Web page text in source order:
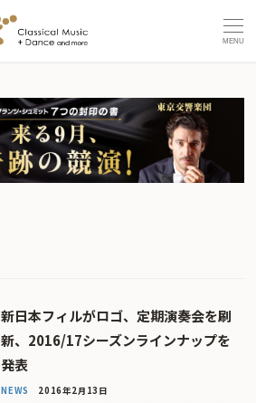
MENU
新日本フィルがロゴ、定期演奏会を刷
新、2016/17シーズンラインナップを
発表
NEWS 2016年2月13日